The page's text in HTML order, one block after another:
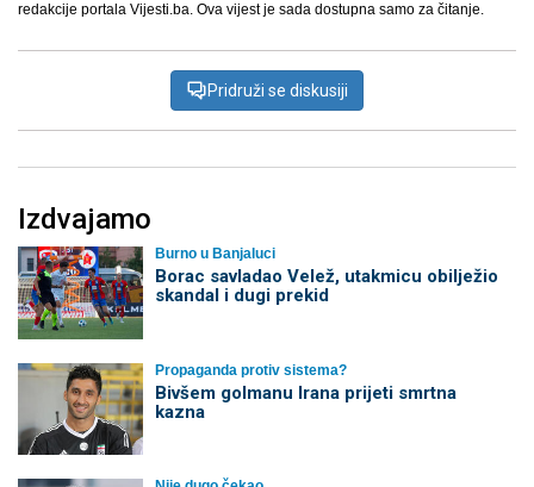
redakcije portala Vijesti.ba. Ova vijest je sada dostupna samo za čitanje.
Pridruži se diskusiji
Izdvajamo
Burno u Banjaluci
Borac savladao Velež, utakmicu obilježio
skandal i dugi prekid
Propaganda protiv sistema?
Bivšem golmanu Irana prijeti smrtna
kazna